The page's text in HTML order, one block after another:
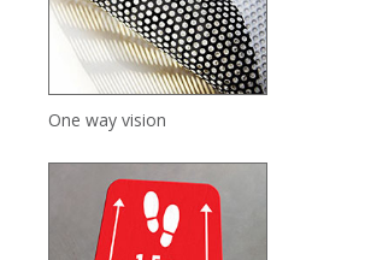
One way vision